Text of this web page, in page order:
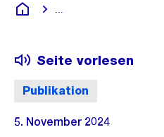
Deutsch
Publikation
Seite vorlesen
5. November 2024